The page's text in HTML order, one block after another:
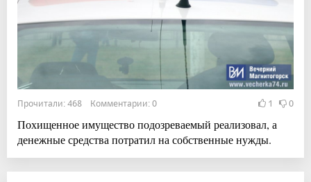
Прочитали: 468 Комментарии: 0 1 0
Похищенное имущество подозреваемый реализовал, а
денежные средства потратил на собственные нужды.